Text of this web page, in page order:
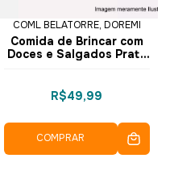
COML BELATORRE, DOREMI
Comida de Brincar com
Doces e Salgados Prato
R$49,99
COMPRAR